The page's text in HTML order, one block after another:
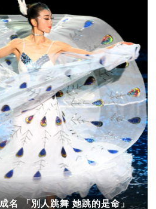
名 「別人跳舞 她跳的是命」